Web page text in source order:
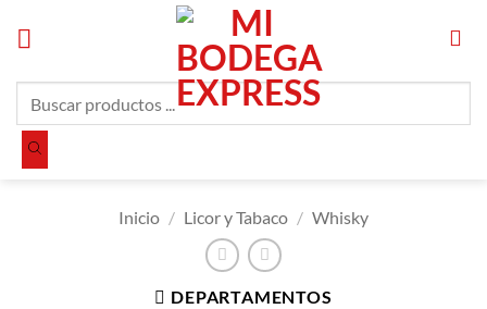
productos
Inicio / Licor y Tabaco / Whisky
DEPARTAMENTOS